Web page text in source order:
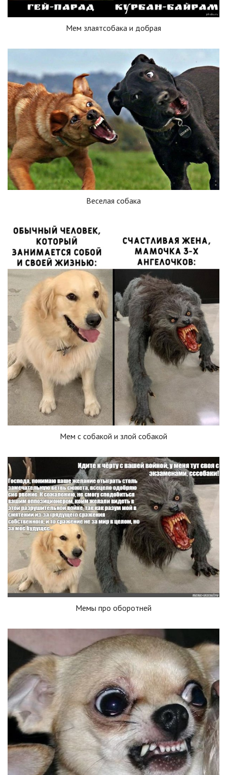
Мем злаятсобака и добрая
Веселая собака
Мем с собакой и злой собакой
Мемы про оборотней